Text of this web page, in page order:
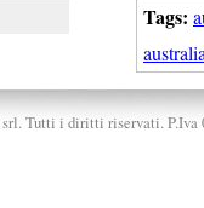
Tags:
Tutti i diritti riservati. P.Iva